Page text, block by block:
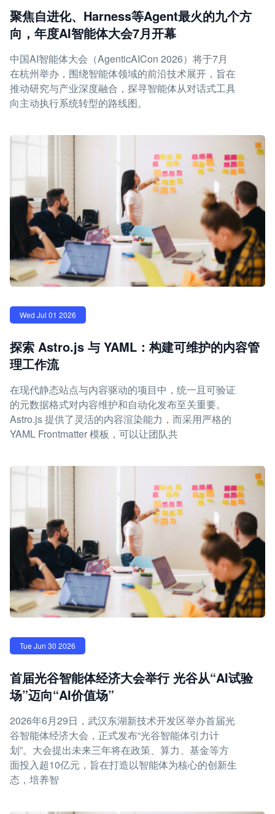
聚焦自进化、Harness等Agent最火的九个方
向，年度AI智能体大会7月开幕
中国AI智能体大会（AgenticAICon 2026）将于7月
在杭州举办，围绕智能体领域的前沿技术展开，旨在
推动研究与产业深度融合，探寻智能体从对话式工具
向主动执行系统转型的路线图。
Wed Jul 01 2026
探索 Astro.js 与 YAML：构建可维护的内容管
理工作流
在现代静态站点与内容驱动的项目中，统一且可验证
的元数据格式对内容维护和自动化发布至关重要。
Astro.js 提供了灵活的内容渲染能力，而采用严格的
YAML Frontmatter 模板，可以让团队共
Tue Jun 30 2026
首届光谷智能体经济大会举行 光谷从“AI试验
场”迈向“AI价值场”
2026年6月29日，武汉东湖新技术开发区举办首届光
谷智能体经济大会，正式发布“光谷智能体引力计
划”。大会提出未来三年将在政策、算力、基金等方
面投入超10亿元，旨在打造以智能体为核心的创新生
态，培养智